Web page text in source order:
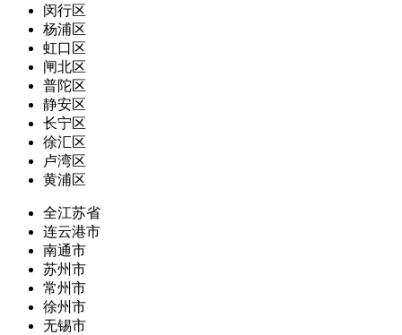
闵行区
杨浦区
虹口区
闸北区
普陀区
静安区
长宁区
徐汇区
卢湾区
黄浦区
全江苏省
连云港市
南通市
苏州市
常州市
徐州市
无锡市